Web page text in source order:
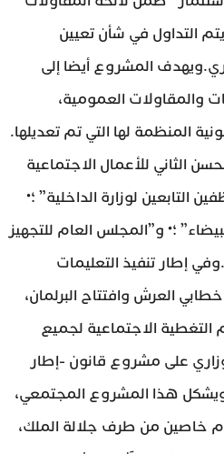
يتم التداول في شأن تعيين
المشروع أيضا إلى
والمقاولات العمومية،
المنظمة لها التي تم تعديلها.
الثاني للأعمال الاجتماعية
التابعين لوزارة الداخلية” ؛•
؛• و”المجلس العام للتجهيز
إطار تنفيذ التعليمات
العرش وافتتاح البرلمان،
التغطية الاجتماعية لجميع
على مشروع قانون -إطار
هذا المشروع المجتمعي،
خاصين من طرف جلالة الملك،